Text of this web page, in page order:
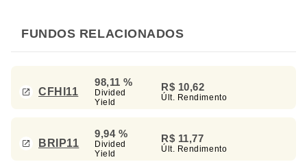
FUNDOS RELACIONADOS
CFHI11
98,11 %
Divided
Yield
R$ 10,62
Últ. Rendimento
BRIP11
9,94 %
Divided
Yield
R$ 11,77
Últ. Rendimento